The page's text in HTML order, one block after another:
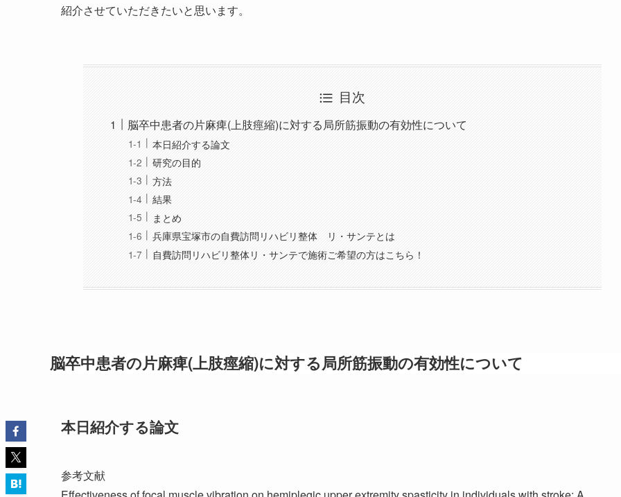
紹介させていただきたいと思います。
目次
脳卒中患者の片麻痺(上肢痙縮)に対する局所筋振動の有効性について
本日紹介する論文
研究の目的
方法
結果
まとめ
兵庫県宝塚市の自費訪問リハビリ整体 リ・サンテとは
自費訪問リハビリ整体リ・サンテで施術ご希望の方はこちら！
脳卒中患者の片麻痺(上肢痙縮)に対する局所筋振動の有効性について
本日紹介する論文
参考文献